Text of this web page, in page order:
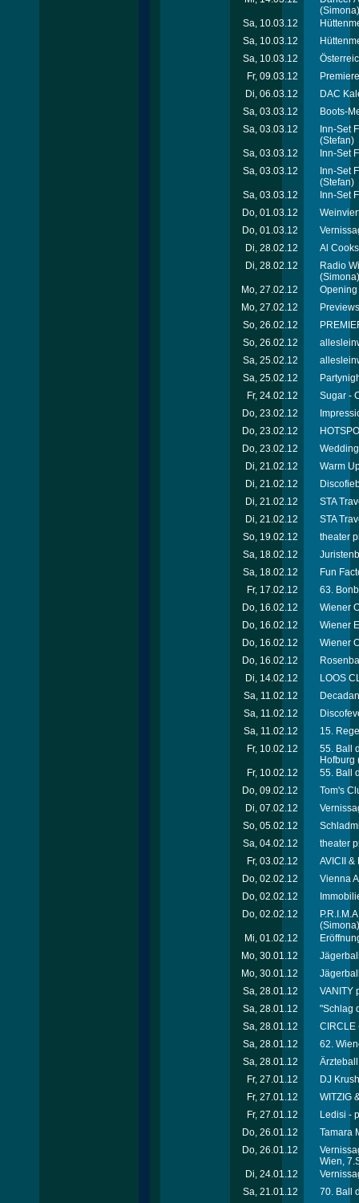
(Simona)
Sa, 10.03.12
Sa, 10.03.12
Sa, 10.03.12
Fr, 09.03.12
Di, 06.03.12
DAC
Sa, 03.03.12
Boots-
Sa, 03.03.12
Inn-Set
(Stefan)
Sa, 03.03.12
Inn-Set
Sa, 03.03.12
Inn-Set
(Stefan)
Sa, 03.03.12
Inn-Set
Do, 01.03.12
Do, 01.03.12
Di, 28.02.12
Al
Di, 28.02.12
Radio
(Simona)
Mo, 27.02.12
Mo, 27.02.12
So, 26.02.12
So, 26.02.12
Sa, 25.02.12
Sa, 25.02.12
Fr, 24.02.12
Sugar -
Do, 23.02.12
Do, 23.02.12
Do, 23.02.12
Di, 21.02.12
Warm
Di, 21.02.12
Di, 21.02.12
STA
Di, 21.02.12
STA
So, 19.02.12
theater
Sa, 18.02.12
Sa, 18.02.12
Fun
Fr, 17.02.12
63.
Do, 16.02.12
Wiener
Do, 16.02.12
Wiener
Do, 16.02.12
Wiener
Do, 16.02.12
Di, 14.02.12
LOOS
Sa, 11.02.12
Sa, 11.02.12
Sa, 11.02.12
15.
Fr, 10.02.12
55. Ball
Hofburg
Fr, 10.02.12
55. Ball
Do, 09.02.12
Tom's
Di, 07.02.12
So, 05.02.12
Sa, 04.02.12
theater
Fr, 03.02.12
AVICII
Do, 02.02.12
Vienna
Do, 02.02.12
Do, 02.02.12
(Simona)
Mi, 01.02.12
Mo, 30.01.12
Mo, 30.01.12
Sa, 28.01.12
VANITY
Sa, 28.01.12
"Schlag
Sa, 28.01.12
CIRCLE
Sa, 28.01.12
62.
Sa, 28.01.12
Fr, 27.01.12
DJ
Fr, 27.01.12
WITZIG
Fr, 27.01.12
Ledisi -
Do, 26.01.12
Tamara
Do, 26.01.12
Wien,
Di, 24.01.12
Sa, 21.01.12
70. Ball